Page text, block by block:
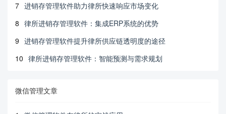
7 进销存管理软件助力律所快速响应市场变化
8 律所进销存管理软件：集成ERP系统的优势
9 进销存管理软件提升律所供应链透明度的途径
10 律所进销存管理软件：智能预测与需求规划
微信管理文章